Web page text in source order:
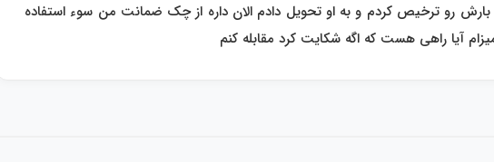
بارش رو ترخیص کردم و به او تحویل دادم الان داره از چک ضمانت من سوء استفاده
آیا راهی هست که اگه شکایت کرد مقابله کنم